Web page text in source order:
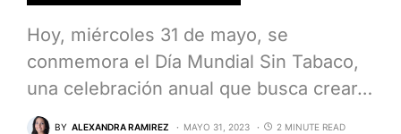
Hoy, miércoles 31 de mayo, se
conmemora el Día Mundial Sin Tabaco,
una celebración anual que busca crear…
BY ALEXANDRA RAMIREZ MAYO 31, 2023 2 MINUTE READ